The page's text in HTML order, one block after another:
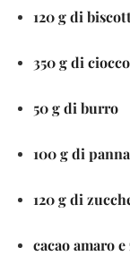
120 g di
350 g di
50 g di burro
100 g di
120 g di
cacao amaro